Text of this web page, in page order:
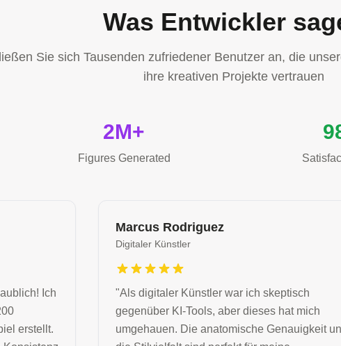
Was Entwickler
Sie sich Tausenden zufriedener Benutzer an, die
ihre kreativen Projekte vertrauen
2M+
Figures Generated
Ich
erstellt.
Marcus Rodriguez
Digitaler Künstler
"Als digitaler Künstler war ich skeptisch
gegenüber KI-Tools, aber dieses hat mich
umgehauen. Die anatomische Genauigkeit